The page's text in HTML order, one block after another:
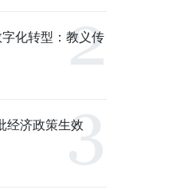
化转型：教义传
经济政策生效